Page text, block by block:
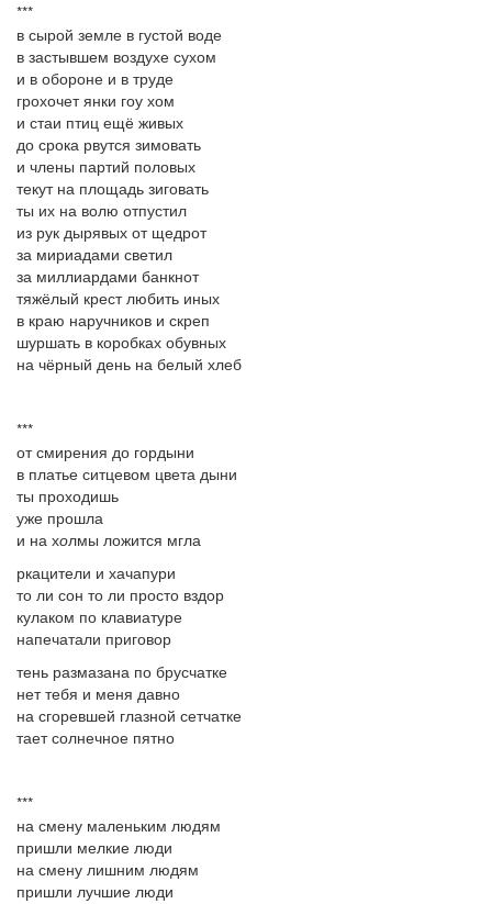
***
в сырой земле в густой воде
в застывшем воздухе сухом
и в обороне и в труде
грохочет янки гоу хом
и стаи птиц ещё живых
до срока рвутся зимовать
и члены партий половых
текут на площадь зиговать
ты их на волю отпустил
из рук дырявых от щедрот
за мириадами светил
за миллиардами банкнот
тяжёлый крест любить иных
в краю наручников и скреп
шуршать в коробках обувных
на чёрный день на белый хлеб
***
от смирения до гордыни
в платье ситцевом цвета дыни
ты проходишь
уже прошла
и на холмы ложится мгла
ркацители и хачапури
то ли сон то ли просто вздор
кулаком по клавиатуре
напечатали приговор
тень размазана по брусчатке
нет тебя и меня давно
на сгоревшей глазной сетчатке
тает солнечное пятно
***
на смену маленьким людям
пришли мелкие люди
на смену лишним людям
пришли лучшие люди